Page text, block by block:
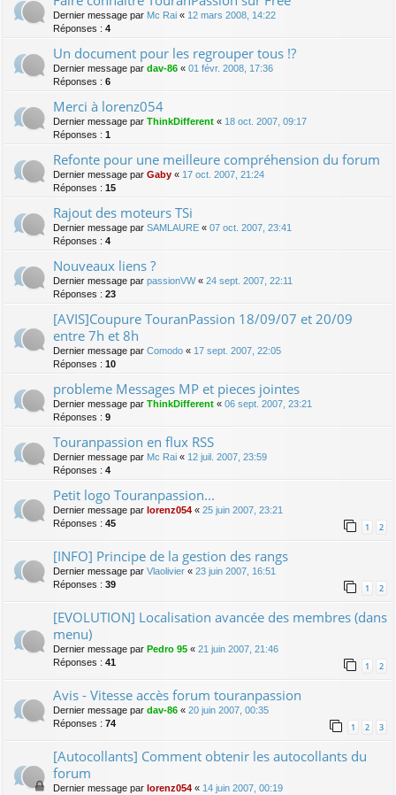
Dernier message par Mc Rai « 12 mars 2008, 14:22
Réponses : 4
Un document pour les regrouper tous !?
Dernier message par dav-86 « 01 févr. 2008, 17:36
Réponses : 6
Merci à lorenz054
Dernier message par ThinkDifferent « 18 oct. 2007, 09:17
Réponses : 1
Refonte pour une meilleure compréhension du forum
Dernier message par Gaby « 17 oct. 2007, 21:24
Réponses : 15
Rajout des moteurs TSi
Dernier message par SAMLAURE « 07 oct. 2007, 23:41
Réponses : 4
Nouveaux liens ?
Dernier message par passionVW« 24 sept. 2007, 22:11
Réponses : 23
[AVIS]Coupure TouranPassion 18/09/07 et 20/09
entre 7h et 8h
Dernier message par Comodo « 17 sept. 2007, 22:05
Réponses : 10
probleme Messages MP et pieces jointes
Dernier message par ThinkDifferent « 06 sept. 2007, 23:21
Réponses : 9
Touranpassion en flux RSS
Dernier message par Mc Rai « 12 juil. 2007, 23:59
Réponses : 4
Petit logo Touranpassion...
Dernier message par lorenz054 « 25 juin 2007, 23:21
Réponses : 45 1 2
[INFO] Principe de la gestion des rangs
Dernier message par Vlaolivier « 23 juin 2007, 16:51
Réponses : 39 1 2
[EVOLUTION] Localisation avancée des membres (dans
menu)
Dernier message par Pedro 95 « 21 juin 2007, 21:46
Réponses : 41 1 2
Avis - Vitesse accès forum touranpassion
Dernier message par dav-86 « 20 juin 2007, 00:35
Réponses : 74 1 2 3
[Autocollants] Comment obtenir les autocollants du
forum
Dernier message par lorenz054 « 14 juin 2007, 00:19